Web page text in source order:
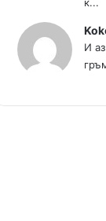
к...
И